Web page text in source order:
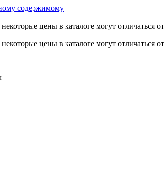
содержимому
цены в каталоге могут отличаться
цены в каталоге могут отличаться